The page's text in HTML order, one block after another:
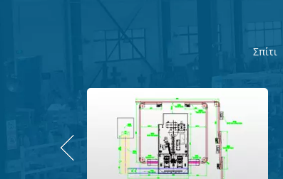
Σπίτι